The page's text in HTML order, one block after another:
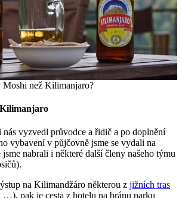
Moshi než Kilimanjaro?
vyzvedl průvodce a řidič a po doplnění
vybavení v půjčovně jsme se vydali na
jsme nabrali i některé další členy našeho týmu
na Kilimandžáro některou z jižních tras
…), pak je cesta z hotelu na bránu parku